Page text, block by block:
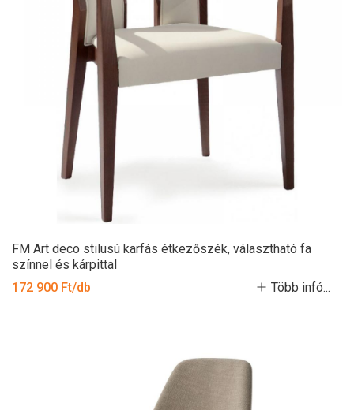
FM Art deco stilusú karfás étkezőszék, választható fa
színnel és kárpittal
172 900 Ft/db
Több infó...